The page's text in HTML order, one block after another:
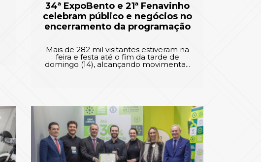
34ª ExpoBento e 21ª Fenavinho
celebram público e negócios no
encerramento da programação
Mais de 282 mil visitantes estiveram na
feira e festa até o fim da tarde de
domingo (14), alcançando movimenta...